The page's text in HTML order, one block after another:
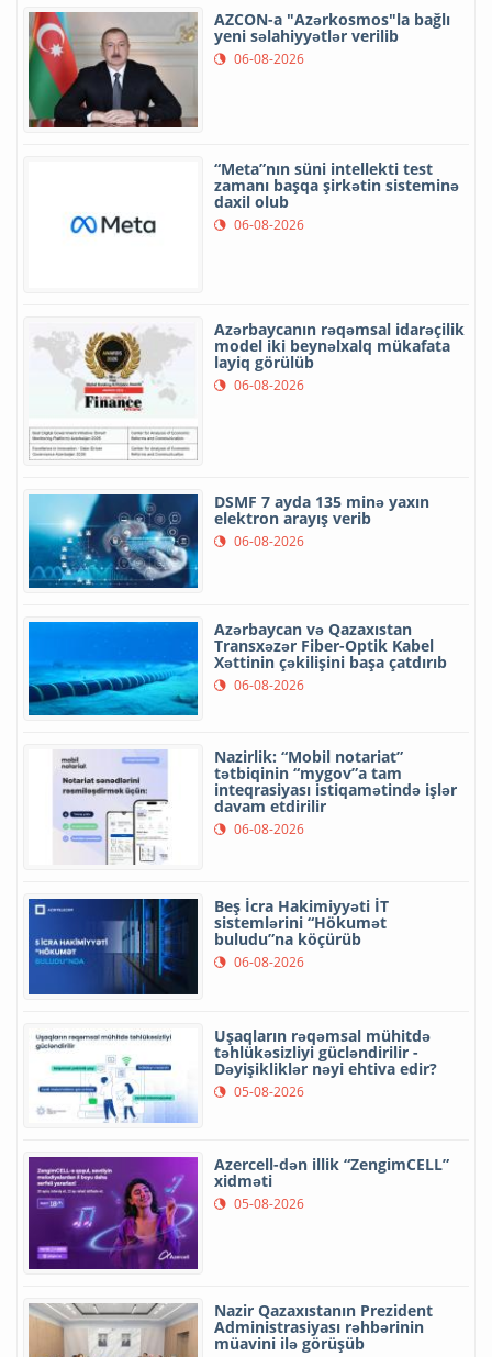
AZCON-a "Azərkosmos"la bağlı
yeni səlahiyyətlər verilib
06-08-2026
“Meta”nın süni intellekti test
zamanı başqa şirkətin sisteminə
daxil olub
06-08-2026
Azərbaycanın rəqəmsal idarəçilik
model iki beynəlxalq mükafata
layiq görülüb
06-08-2026
DSMF 7 ayda 135 minə yaxın
elektron arayış verib
06-08-2026
Azərbaycan və Qazaxıstan
Transxəzər Fiber-Optik Kabel
Xəttinin çəkilişini başa çatdırıb
06-08-2026
Nazirlik: “Mobil notariat”
tətbiqinin “mygov”a tam
inteqrasiyası istiqamətində işlər
davam etdirilir
06-08-2026
Beş İcra Hakimiyyəti İT
sistemlərini “Hökumət
buludu”na köçürüb
06-08-2026
Uşaqların rəqəmsal mühitdə
təhlükəsizliyi gücləndirilir -
Dəyişikliklər nəyi ehtiva edir?
05-08-2026
Azercell-dən illik “ZengimCELL”
xidməti
05-08-2026
Nazir Qazaxıstanın Prezident
Administrasiyası rəhbərinin
müavini ilə görüşüb